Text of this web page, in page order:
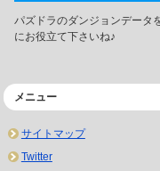
パズドラのダンジョンデータ
にお役立て下さいね♪
メニュー
サイトマップ
Twitter